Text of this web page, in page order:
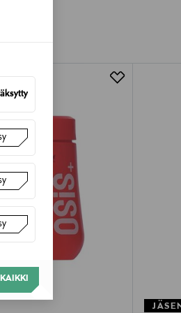
valittuun osoitteeseen.
tuotteen sinetin tulee olla ehjä.